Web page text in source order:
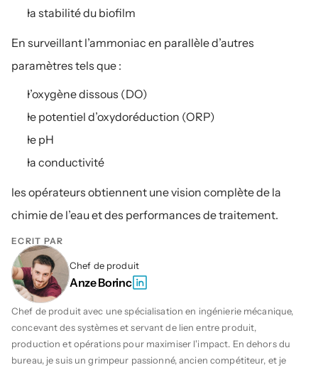
ÉCRIT PAR
Chef de produit
Anze Borinc
Chef de produit avec une spécialisation en ingénierie mécanique,
concevant des systèmes et servant de lien entre produit,
production et opérations pour maximiser l'impact. En dehors du
bureau, je suis un grimpeur passionné, ancien compétiteur, et je
la stabilité du biofilm
En surveillant l’ammoniac en parallèle d’autres
paramètres tels que :
l’oxygène dissous (DO)
le potentiel d’oxydoréduction (ORP)
le pH
la conductivité
les opérateurs obtiennent une vision complète de la
chimie de l’eau et des performances de traitement.